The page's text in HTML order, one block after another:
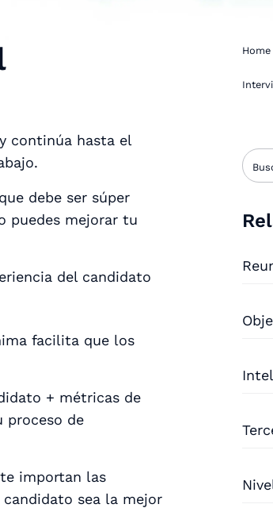
continúa hasta el
debe ser súper
puedes mejorar tu
del candidato
facilita que los
+ métricas de
proceso de
importan las
sea la mejor
Home